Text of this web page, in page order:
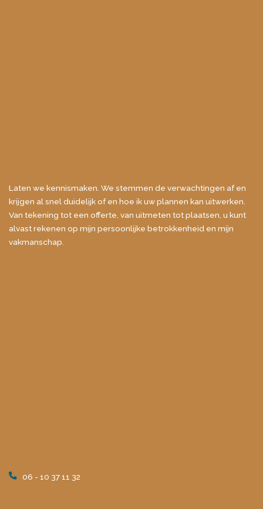
Laten we kennismaken. We stemmen de verwachtingen af en
krijgen al snel duidelijk of en hoe ik uw plannen kan uitwerken.
Van tekening tot een offerte, van uitmeten tot plaatsen, u kunt
alvast rekenen op mijn persoonlijke betrokkenheid en mijn
vakmanschap.
06 - 10 37 11 32